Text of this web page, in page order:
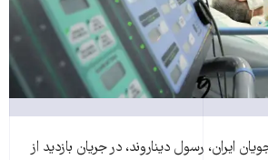
ایران، رسول دیناروند، در جریان بازدید از